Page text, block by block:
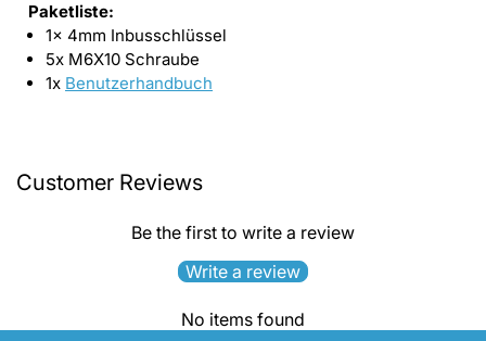
Paketliste:
1x 4mm Inbusschlüssel
5x M6X10 Schraube
1x Benutzerhandbuch
Customer Reviews
Be the first to write a review
Write a review
No items found